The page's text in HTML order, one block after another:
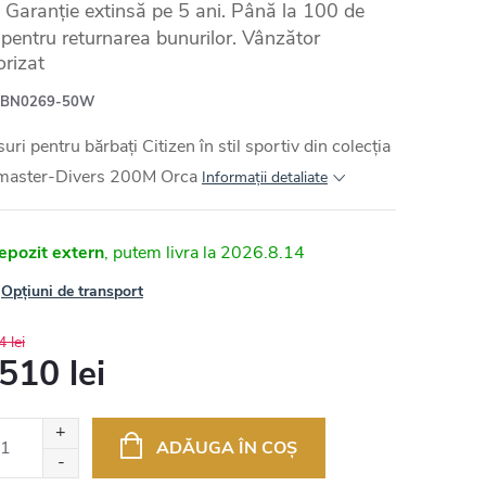
Garanție extinsă pe 5 ani. Până la 100 de
returnarea bunurilor. Vânzător
BN0269-50W
pentru bărbați Citizen în stil sportiv din colecția
Divers 200M Orca Informaţii detaliate
extern 2026.8.14
Opțiuni de transport
lei
lei
ADĂUGA ÎN COŞ